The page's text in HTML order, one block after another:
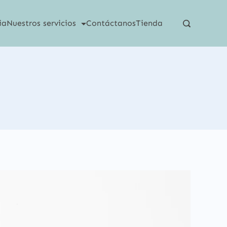
Nuestros servicios ContáctanosTienda